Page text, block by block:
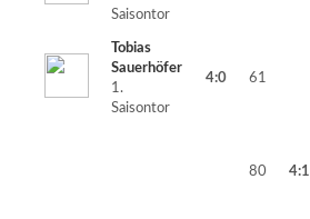
Saisontor
Tobias
Sauerhöfer
1.
Saisontor
4:0 61
80 4:1